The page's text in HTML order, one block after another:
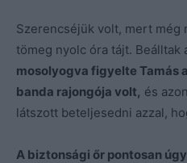
Szerencséjük volt, mert még
tömeg nyolc óra tájt. Beálltak
mosolyogva figyelte Tamás
banda rajongója volt, és
látszott beteljesedni azzal,
A biztonsági őr pontosan